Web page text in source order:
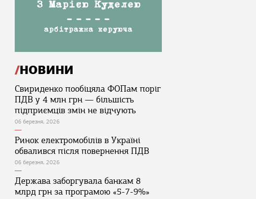
НОВИНИ
Свириденко пообіцяла ФОПам поріг
ПДВ у 4 млн грн — більшість
підприємців змін не відчують
06 березня, 2026
Ринок електромобілів в Україні
обвалився після повернення ПДВ
06 березня, 2026
Держава заборгувала банкам 8
млрд грн за програмою «5-7-9%»